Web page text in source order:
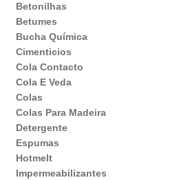
Betonilhas
Betumes
Bucha Química
Cimenticios
Cola Contacto
Cola E Veda
Colas
Colas Para Madeira
Detergente
Espumas
Hotmelt
Impermeabilizantes